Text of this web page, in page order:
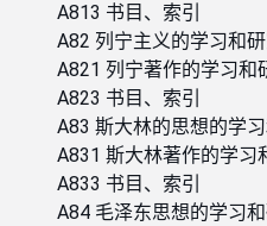
A813 书目、索引
A82 列宁主义的学习和
A821 列宁著作的学习和
A823 书目、索引
A83 斯大林的思想的学
A831 斯大林著作的学习
A833 书目、索引
A84 毛泽东思想的学习